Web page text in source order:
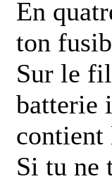
En
ton
Sur le
batterie
Si tu ne